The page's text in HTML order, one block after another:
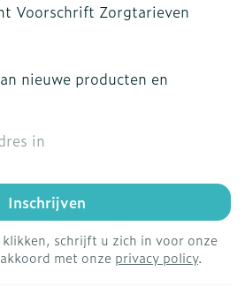
Voorschrift Zorgtarieven
nieuwe producten en
Inschrijven
schrijft u zich in voor onze
met onze privacy policy.